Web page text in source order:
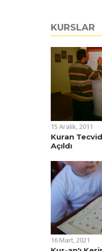
KURSLAR
15 Aralık, 2011
Kuran
Açıldı
16 Mart, 2021